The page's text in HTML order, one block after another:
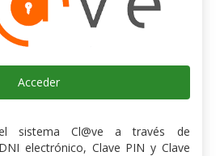
Acceder
sistema Cl@ve a través de
electrónico, Clave PIN y Clave